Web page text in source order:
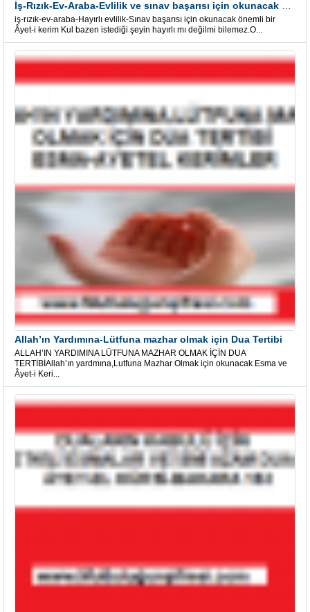
iş-rızık-ev-araba-Hayırlı evlilik-Sınav başarısı için okunacak önemli bir
Âyet-i kerim Kul bazen istediği şeyin hayırlı mı değilmi bilemez.O...
Allah’ın Yardımına-Lütfuna mazhar olmak için Dua Tertibi
ALLAH’IN YARDIMINA LÜTFUNA MAZHAR OLMAK İÇİN DUA
TERTİBİAllah’ın yardmına,Lutfuna Mazhar Olmak için okunacak Esma ve
Âyet-i Keri...